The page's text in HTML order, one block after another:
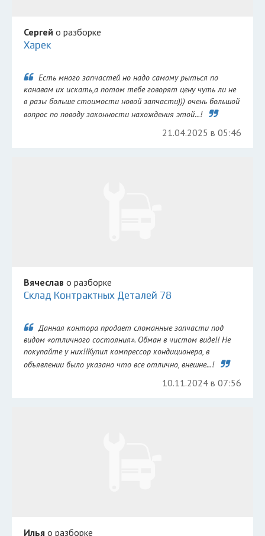
Сергей о разборке
Харек
Есть много запчастей но надо самому рыться по
канавам их искать,а потом тебе говорят цену чуть ли не
в разы больше стоимости новой запчасти))) очень большой
вопрос по поводу законности нахождения этой...!
21.04.2025 в 05:46
Вячеслав о разборке
Склад Контрактных Деталей 78
Данная контора продает сломанные запчасти под
видом «отличного состояния». Обман в чистом виде!! Не
покупайте у них!!Купил компрессор кондиционера, в
объявлении было указано что все отлично, внешне...!
10.11.2024 в 07:56
Илья о разборке